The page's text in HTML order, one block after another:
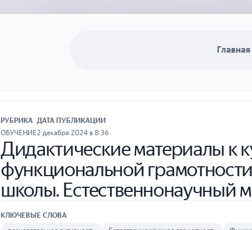
Главная
РУБРИКА
ОБУЧЕНИЕ
ДАТА ПУБЛИКАЦИИ
2 декабря 2024 в 8:36
Дидактические материалы к
функциональной
школы. Естественнонаучный
КЛЮЧЕВЫЕ СЛОВА